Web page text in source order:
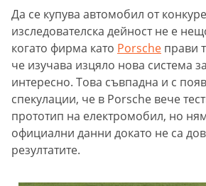
Да се купува автомобил от
изследователска дейност не е
когато фирма като Porsche прави
че изучава изцяло нова система
интересно. Това съвпадна и с
спекулации, че в Porsche вече
прототип на електромобил, но
официални данни докато не са
резултатите.